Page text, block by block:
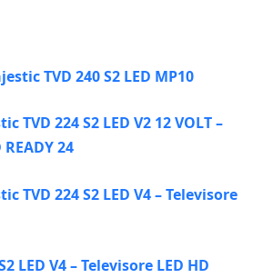
TVD 240 S2 LED MP10
TVD 224 S2 LED V2 12 VOLT –
24
TVD 224 S2 LED V4 – Televisore
LED V4 – Televisore LED HD